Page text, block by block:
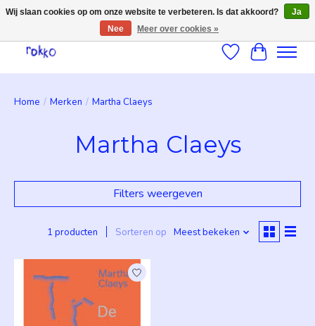
Verlanglijst
Home / Merken / Martha Claeys
Martha Claeys
Filters weergeven
1 producten Sorteren op Meest bekeken
Wij slaan cookies op om onze website te verbeteren. Is dat akkoord?
Ja
Nee
Meer over cookies »